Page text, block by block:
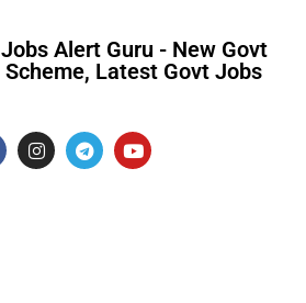
Jobs Alert Guru - New Govt
Scheme, Latest Govt Jobs